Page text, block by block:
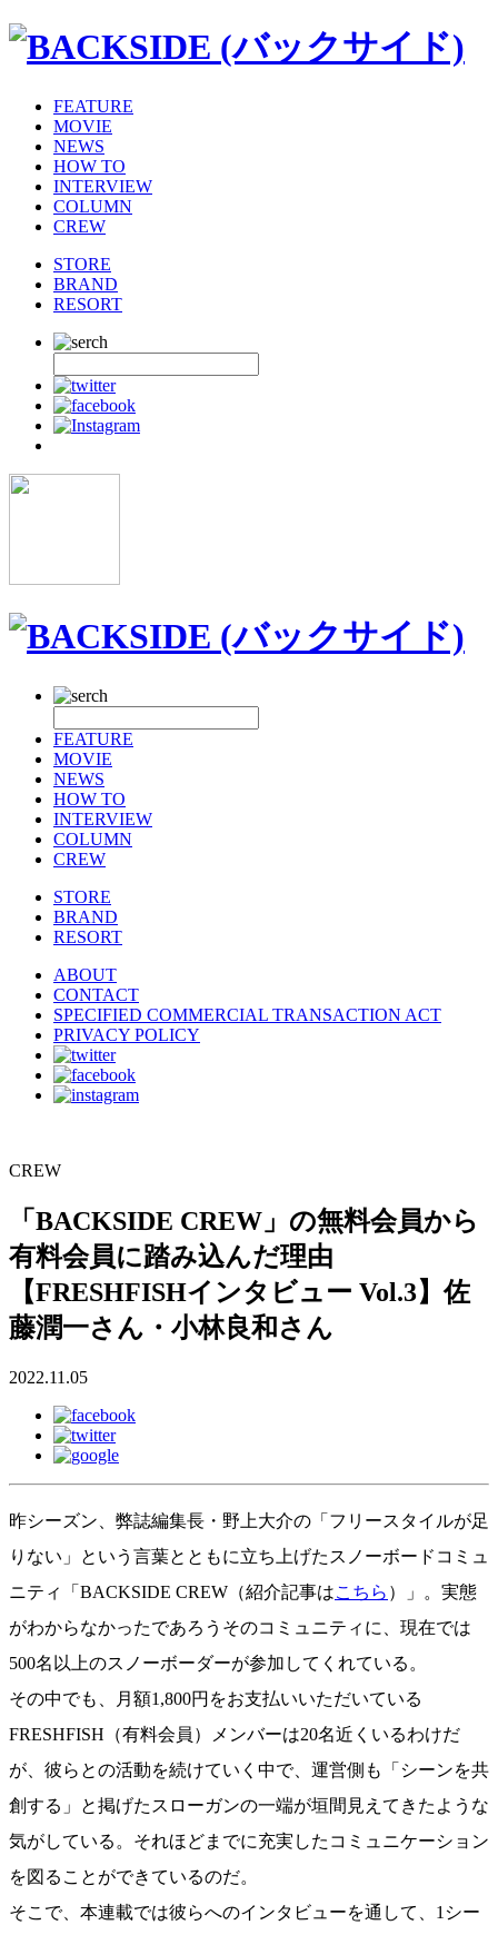
FEATURE
MOVIE
NEWS
HOW TO
INTERVIEW
COLUMN
CREW
STORE
BRAND
RESORT
FEATURE
MOVIE
NEWS
HOW TO
INTERVIEW
COLUMN
CREW
STORE
BRAND
RESORT
ABOUT
CONTACT
SPECIFIED COMMERCIAL TRANSACTION ACT
PRIVACY POLICY
CREW
「BACKSIDE CREW」の無料会員から
有料会員に踏み込んだ理由
【FRESHFISHインタビュー Vol.3】佐
藤潤一さん・小林良和さん
2022.11.05
昨シーズン、弊誌編集長・野上大介の「フリースタイルが足
りない」という言葉とともに立ち上げたスノーボードコミュ
ニティ「BACKSIDE CREW（紹介記事はこちら ）」。実態
がわからなかったであろうそのコミュニティに、現在では
500名以上のスノーボーダーが参加してくれている。
その中でも、月額1,800円をお支払いいただいている
FRESHFISH（有料会員）メンバーは20名近くいるわけだ
が、彼らとの活動を続けていく中で、運営側も「シーンを共
創する」と掲げたスローガンの一端が垣間見えてきたような
気がしている。それほどまでに充実したコミュニケーション
を図ることができているのだ。
そこで、本連載では彼らへのインタビューを通して、1シー